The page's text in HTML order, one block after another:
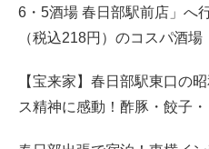
6・5酒場 春日部駅前店」へ
（税込218円）のコスパ酒場
【宝来家】春日部駅東口の
ス精神に感動！酢豚・餃子